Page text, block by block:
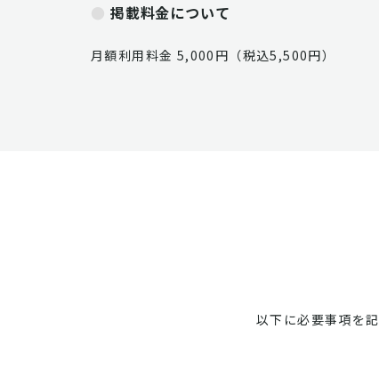
掲載料金について
月額利用料金 5,000円（税込5,500円）
以下に必要事項を